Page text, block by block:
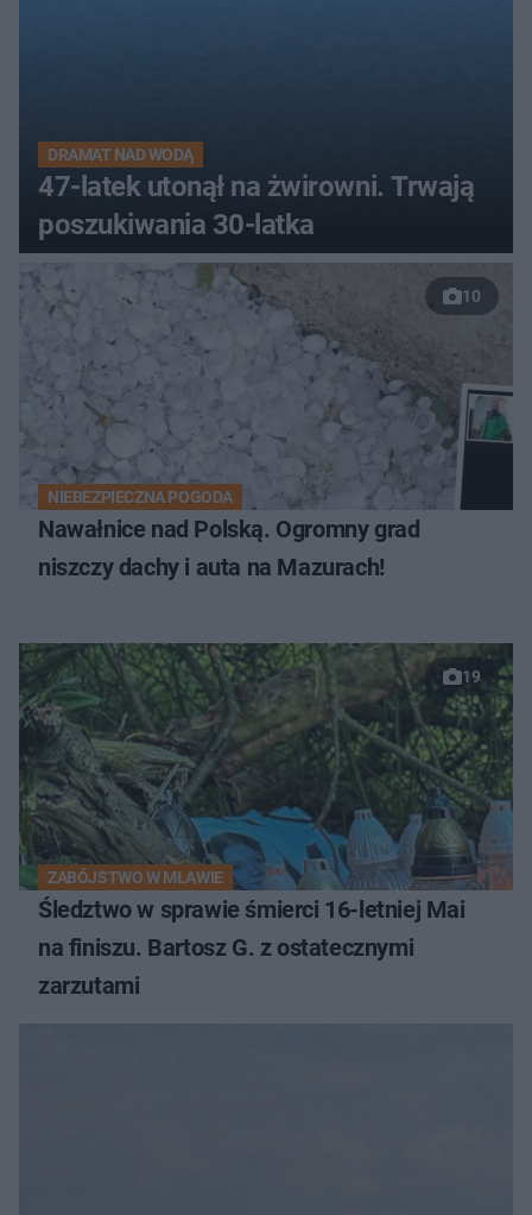
DRAMAT NAD WODĄ
47-latek utonął na żwirowni. Trwają
poszukiwania 30-latka
10
NIEBEZPIECZNA POGODA
Nawałnice nad Polską. Ogromny grad
niszczy dachy i auta na Mazurach!
19
ZABÓJSTWO W MŁAWIE
Śledztwo w sprawie śmierci 16-letniej Mai
na finiszu. Bartosz G. z ostatecznymi
zarzutami